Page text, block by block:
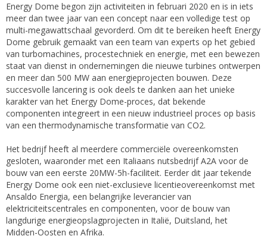
Energy Dome begon zijn activiteiten in februari 2020 en is in iets
meer dan twee jaar van een concept naar een volledige test op
multi-megawattschaal gevorderd. Om dit te bereiken heeft Energy
Dome gebruik gemaakt van een team van experts op het gebied
van turbomachines, procestechniek en energie, met een bewezen
staat van dienst in ondernemingen die nieuwe turbines ontwerpen
en meer dan 500 MW aan energieprojecten bouwen. Deze
succesvolle lancering is ook deels te danken aan het unieke
karakter van het Energy Dome-proces, dat bekende
componenten integreert in een nieuw industrieel proces op basis
van een thermodynamische transformatie van CO2.
Het bedrijf heeft al meerdere commerciële overeenkomsten
gesloten, waaronder met een Italiaans nutsbedrijf A2A voor de
bouw van een eerste 20MW-5h-faciliteit. Eerder dit jaar tekende
Energy Dome ook een niet-exclusieve licentieovereenkomst met
Ansaldo Energia, een belangrijke leverancier van
elektriciteitscentrales en componenten, voor de bouw van
langdurige energieopslagprojecten in Italië, Duitsland, het
Midden-Oosten en Afrika.